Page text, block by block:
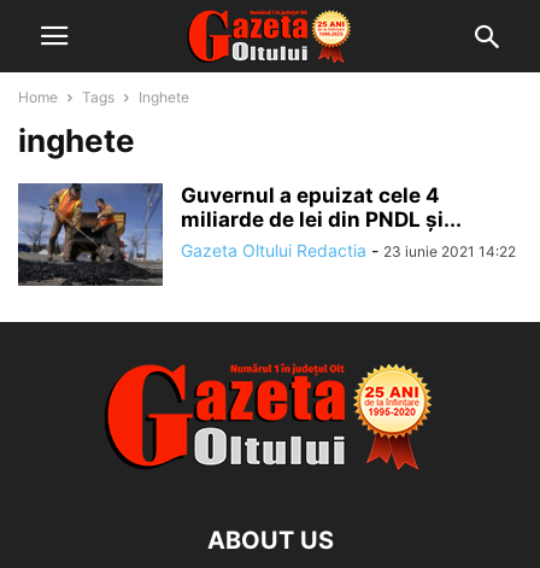
Home Tags Inghete
inghete
Guvernul a epuizat cele 4
miliarde de lei din PNDL şi...
Gazeta Oltului Redactia - 23 iunie 2021 14:22
ABOUT US